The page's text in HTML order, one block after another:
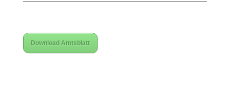
Download Amtsblatt